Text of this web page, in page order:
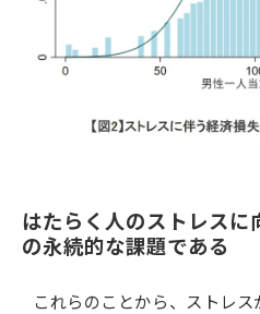
はたらく人のストレスに
の永続的な課題である
これらのことから、ストレ